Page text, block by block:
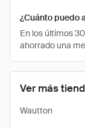
Ver más
Wautton
¿Cuánto puedo
En los últimos
ahorrado una